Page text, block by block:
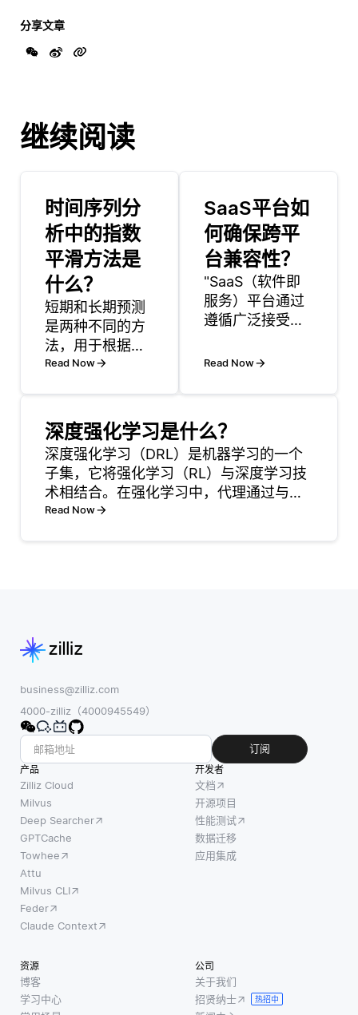
分享文章
继续阅读
时间序列分
析中的指数
平滑方法是
什么？
短期和长期预测
是两种不同的方
法，用于根据可
用数据预测未来
于几天到几个月
的时间范围，而
长期预测可以延
长到几年或几十
年。主要区别在
于范围和利用的
Read Now
SaaS平台如
何确保跨平
台兼容性？
"SaaS（软件即
服务）平台通过
遵循广泛接受的
响应式设计技术
种环境的云基础
台兼容性。通过
使用标准的Web
技术（例如
HTML、CSS和
Read Now
深度强化学习是什么？
深度强化学习（DRL）是机器学习的一个
子集，它将强化学习（RL）与深度学习技
术相结合。在强化学习中，代理通过与环
境互动学习做出决策，并根据其行为获得
Read Now
business@zilliz.com
4000-zilliz（4000945549）
订阅
产品
Zilliz Cloud
Milvus
Deep Searcher
GPTCache
Towhee
Attu
Milvus CLI
Feder
Claude Context
开发者
文档
开源项目
性能测试
数据迁移
应用集成
资源
博客
学习中心
公司
关于我们
招贤纳士
热招中